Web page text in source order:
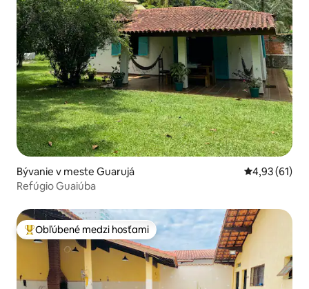
Bývanie v meste Guarujá Priemerné
4,93 (61)
Refúgio Guaiúba
Najobľúbenejšie medzi hosťami
Obľúbené medzi hosťami